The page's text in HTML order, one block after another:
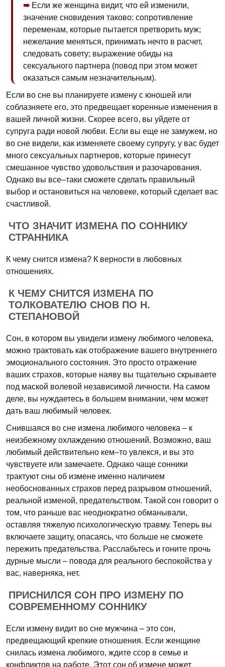
Если же женщина видит, что ей изменили,
значение сновидения таково: сопротивление
переменам, которые пытается претворить муж;
нежелание меняться, принимать нечто в расчет,
следовать совету; выражение обиды на
сексуального партнера (повод при этом может
оказаться самым незначительным).
Если во сне вы планируете измену с юношей или
соблазняете его, это предвещает коренные изменения в
вашей личной жизни. Скорее всего, вы уйдете от
супруга ради новой любви. Если вы еще не замужем, но
во сне видели, как изменяете своему супругу, у вас будет
много сексуальных партнеров, которые принесут
смешанное чувство удовольствия и разочарования.
Однако вы все–таки сможете сделать правильный
выбор и остановиться на человеке, который сделает вас
счастливой.
ЧТО ЗНАЧИТ ИЗМЕНА ПО СОННИКУ
СТРАННИКА
К чему снится измена? К верности в любовных
отношениях.
К ЧЕМУ СНИТСЯ ИЗМЕНА ПО
ТОЛКОВАТЕЛЮ СНОВ ПО Н.
СТЕПАНОВОЙ
Сон, в котором вы увидели измену любимого человека,
можно трактовать как отображение вашего внутреннего
эмоционального состояния. Это просто отражение
ваших страхов, которые наяву вы тщательно скрываете
под маской волевой независимой личности. На самом
деле, вы нуждаетесь в большем внимании, чем может
дать ваш любимый человек.
Снившаяся во сне измена любимого человека – к
неизбежному охлаждению отношений. Возможно, ваш
любимый действительно кем–то увлекся, и вы это
чувствуете или замечаете. Однако чаще сонники
трактуют сны об измене именно наличием
необоснованных страхов перед разрывом отношений,
реальной изменой, предательством. Такой сон говорит о
том, что раньше вас неоднократно обманывали,
оставляя тяжелую психологическую травму. Теперь вы
включаете защиту, опасаясь, что больше не сможете
пережить предательства. Расслабьтесь и гоните прочь
дурные мысли – повода для реального беспокойства у
вас, наверняка, нет.
ПРИСНИЛСЯ СОН ПРО ИЗМЕНУ ПО
СОВРЕМЕННОМУ СОННИКУ
Если измену видит во сне мужчина – это сон,
предвещающий крепкие отношения. Если женщине
снилась измена любимого, ждите ссор в семье и
конфликтов на работе. Этот сон об измене может